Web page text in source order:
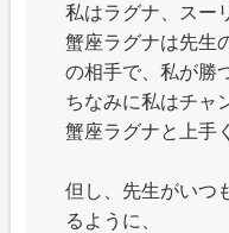
私はラグナ、スー
蟹座ラグナは先生
の相手で、私が勝
ちなみに私はチャ
蟹座ラグナと上手
但し、先生がいつ
るように、